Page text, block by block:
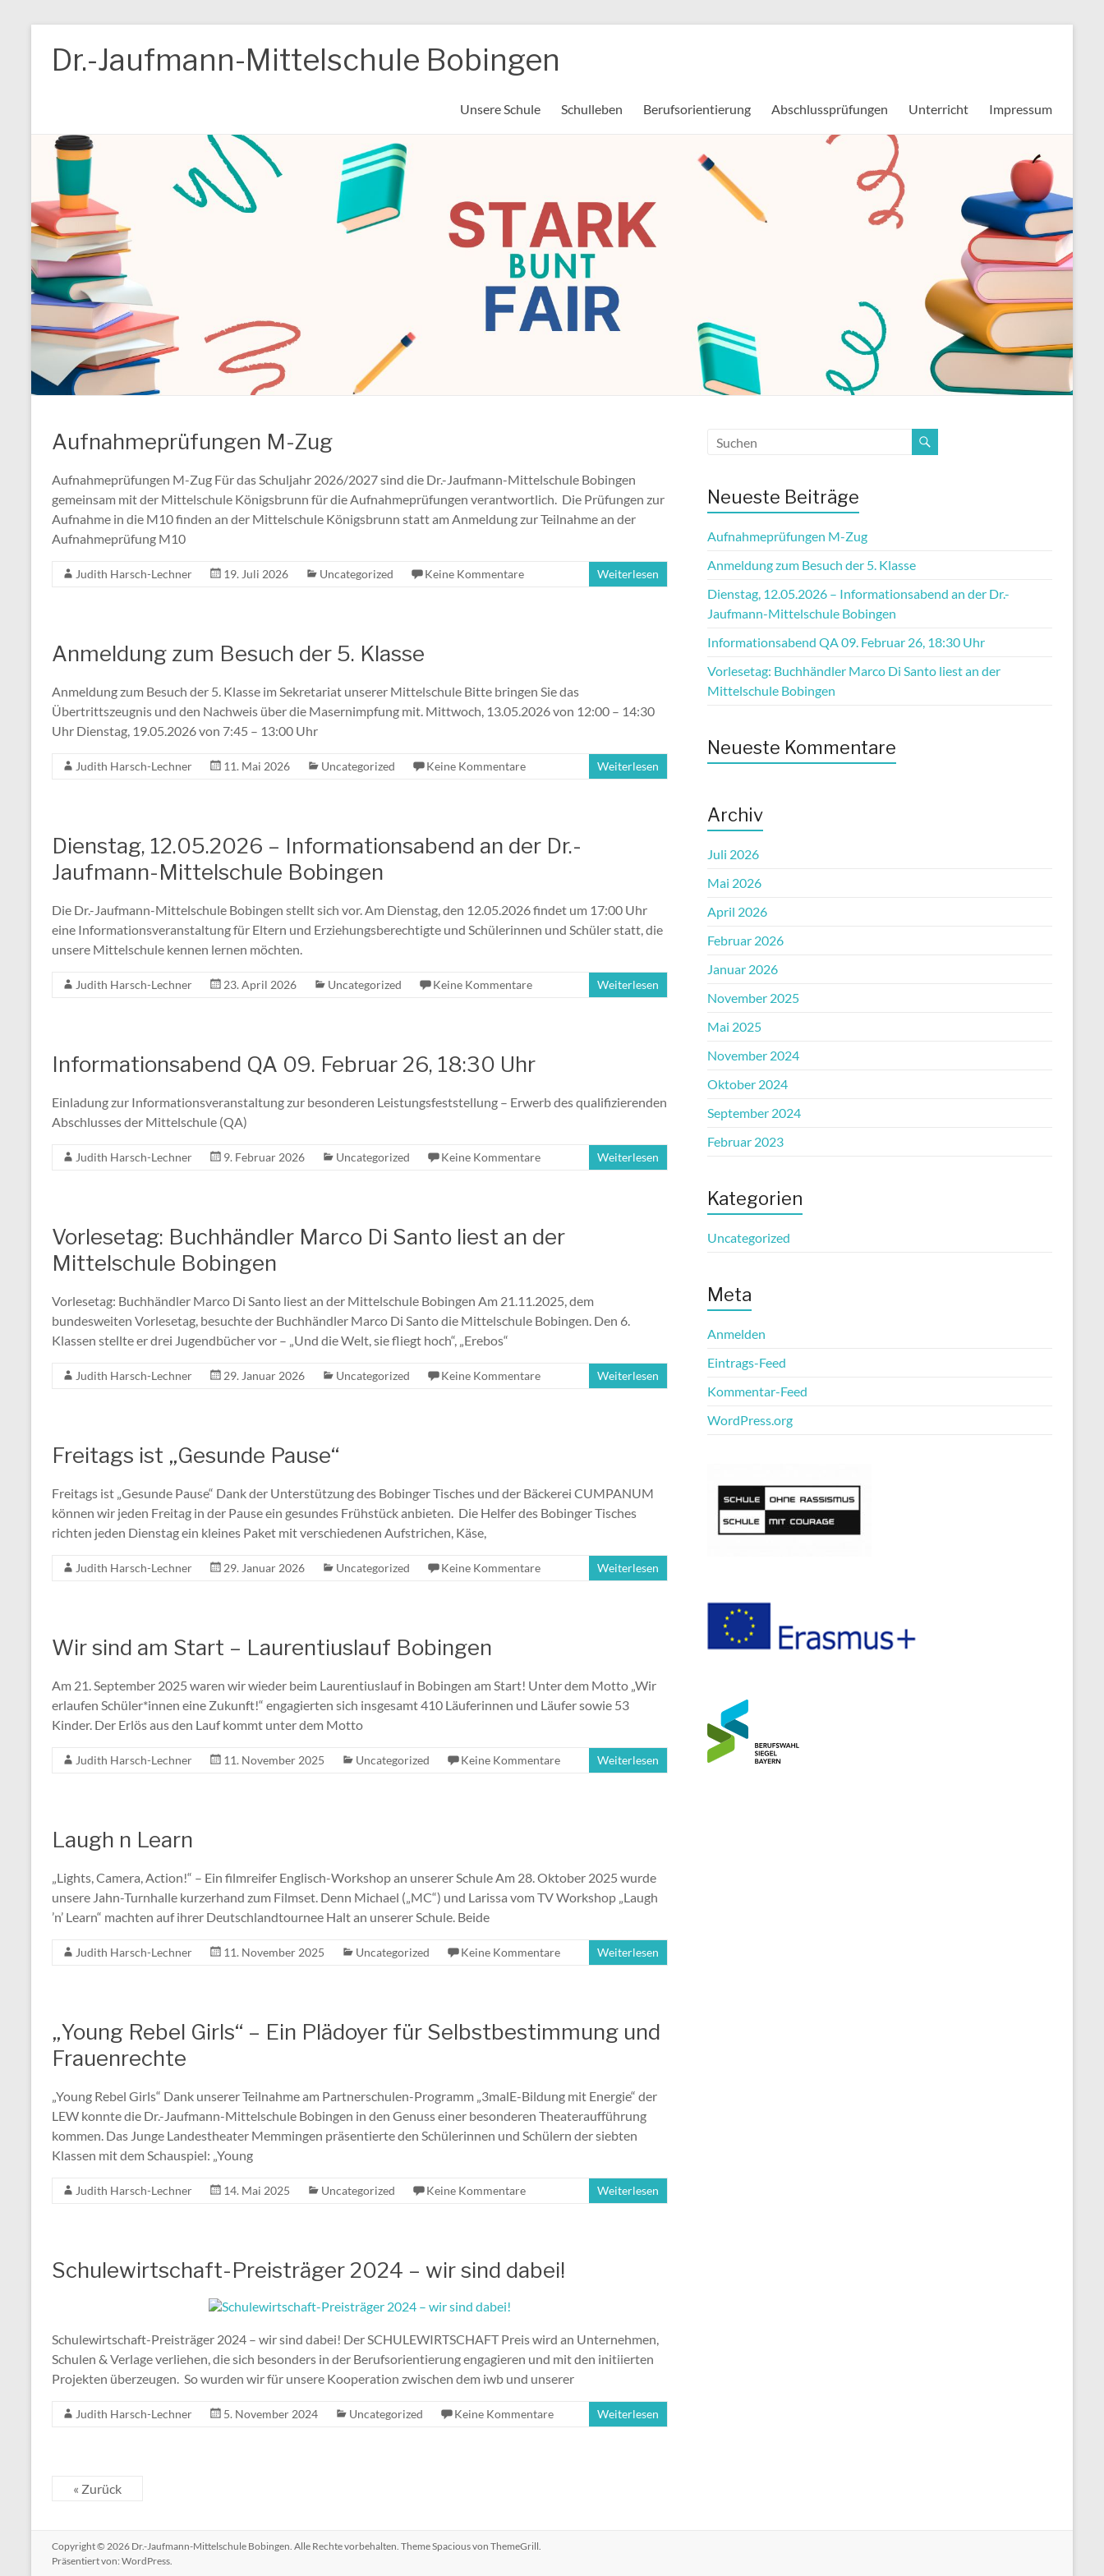
Inhalt
springen
Dr.-Jaufmann-Mittelschule Bobingen
Unsere Schule Schulleben Berufsorientierung Abschlussprüfungen Unterricht Impressum
Aufnahmeprüfungen M-Zug
Aufnahmeprüfungen M-Zug Für das Schuljahr 2026/2027 sind die Dr.-Jaufmann-Mittelschule Bobingen
gemeinsam mit der Mittelschule Königsbrunn für die Aufnahmeprüfungen verantwortlich. Die Prüfungen zur
Aufnahme in die M10 finden an der Mittelschule Königsbrunn statt am Anmeldung zur Teilnahme an der
Aufnahmeprüfung M10
Judith Harsch-Lechner 19. Juli 2026 Uncategorized Keine Kommentare Weiterlesen
Anmeldung zum Besuch der 5. Klasse
Anmeldung zum Besuch der 5. Klasse im Sekretariat unserer Mittelschule Bitte bringen Sie das
Übertrittszeugnis und den Nachweis über die Masernimpfung mit. Mittwoch, 13.05.2026 von 12:00 – 14:30
Uhr Dienstag, 19.05.2026 von 7:45 – 13:00 Uhr
Judith Harsch-Lechner 11. Mai 2026 Uncategorized Keine Kommentare Weiterlesen
Dienstag, 12.05.2026 – Informationsabend an der Dr.-
Jaufmann-Mittelschule Bobingen
Die Dr.-Jaufmann-Mittelschule Bobingen stellt sich vor. Am Dienstag, den 12.05.2026 findet um 17:00 Uhr
eine Informationsveranstaltung für Eltern und Erziehungsberechtigte und Schülerinnen und Schüler statt, die
unsere Mittelschule kennen lernen möchten.
Judith Harsch-Lechner 23. April 2026 Uncategorized Keine Kommentare Weiterlesen
Informationsabend QA 09. Februar 26, 18:30 Uhr
Einladung zur Informationsveranstaltung zur besonderen Leistungsfeststellung – Erwerb des qualifizierenden
Abschlusses der Mittelschule (QA)
Judith Harsch-Lechner 9. Februar 2026 Uncategorized Keine Kommentare Weiterlesen
Vorlesetag: Buchhändler Marco Di Santo liest an der
Mittelschule Bobingen
Vorlesetag: Buchhändler Marco Di Santo liest an der Mittelschule Bobingen Am 21.11.2025, dem
bundesweiten Vorlesetag, besuchte der Buchhändler Marco Di Santo die Mittelschule Bobingen. Den 6.
Klassen stellte er drei Jugendbücher vor – „Und die Welt, sie fliegt hoch“, „Erebos“
Judith Harsch-Lechner 29. Januar 2026 Uncategorized Keine Kommentare Weiterlesen
Freitags ist „Gesunde Pause“
Freitags ist „Gesunde Pause“ Dank der Unterstützung des Bobinger Tisches und der Bäckerei CUMPANUM
können wir jeden Freitag in der Pause ein gesundes Frühstück anbieten. Die Helfer des Bobinger Tisches
richten jeden Dienstag ein kleines Paket mit verschiedenen Aufstrichen, Käse,
Judith Harsch-Lechner 29. Januar 2026 Uncategorized Keine Kommentare Weiterlesen
Wir sind am Start – Laurentiuslauf Bobingen
Am 21. September 2025 waren wir wieder beim Laurentiuslauf in Bobingen am Start! Unter dem Motto „Wir
erlaufen Schüler*innen eine Zukunft!“ engagierten sich insgesamt 410 Läuferinnen und Läufer sowie 53
Kinder. Der Erlös aus den Lauf kommt unter dem Motto
Judith Harsch-Lechner 11. November 2025 Uncategorized Keine Kommentare Weiterlesen
Laugh n Learn
„Lights, Camera, Action!“ – Ein filmreifer Englisch-Workshop an unserer Schule Am 28. Oktober 2025 wurde
unsere Jahn-Turnhalle kurzerhand zum Filmset. Denn Michael („MC“) und Larissa vom TV Workshop „Laugh
’n’ Learn“ machten auf ihrer Deutschlandtournee Halt an unserer Schule. Beide
Judith Harsch-Lechner 11. November 2025 Uncategorized Keine Kommentare Weiterlesen
„Young Rebel Girls“ – Ein Plädoyer für Selbstbestimmung und
Frauenrechte
„Young Rebel Girls“ Dank unserer Teilnahme am Partnerschulen-Programm „3malE-Bildung mit Energie“ der
LEW konnte die Dr.-Jaufmann-Mittelschule Bobingen in den Genuss einer besonderen Theateraufführung
kommen. Das Junge Landestheater Memmingen präsentierte den Schülerinnen und Schülern der siebten
Klassen mit dem Schauspiel: „Young
Judith Harsch-Lechner 14. Mai 2025 Uncategorized Keine Kommentare Weiterlesen
Schulewirtschaft-Preisträger 2024 – wir sind dabei!
Schulewirtschaft-Preisträger 2024 – wir sind dabei! Der SCHULEWIRTSCHAFT Preis wird an Unternehmen,
Schulen & Verlage verliehen, die sich besonders in der Berufsorientierung engagieren und mit den initiierten
Projekten überzeugen. So wurden wir für unsere Kooperation zwischen dem iwb und unserer
Judith Harsch-Lechner 5. November 2024 Uncategorized Keine Kommentare Weiterlesen
« Zurück
Neueste Beiträge
Aufnahmeprüfungen M-Zug
Anmeldung zum Besuch der 5. Klasse
Dienstag, 12.05.2026 – Informationsabend an der Dr.-
Jaufmann-Mittelschule Bobingen
Informationsabend QA 09. Februar 26, 18:30 Uhr
Vorlesetag: Buchhändler Marco Di Santo liest an der
Mittelschule Bobingen
Neueste Kommentare
Archiv
Juli 2026
Mai 2026
April 2026
Februar 2026
Januar 2026
November 2025
Mai 2025
November 2024
Oktober 2024
September 2024
Februar 2023
Kategorien
Uncategorized
Meta
Anmelden
Eintrags-Feed
Kommentar-Feed
WordPress.org
Copyright © 2026 Dr.-Jaufmann-Mittelschule Bobingen. Alle Rechte vorbehalten. ThemeSpaciousvon ThemeGrill.
Präsentiert von: WordPress.